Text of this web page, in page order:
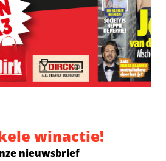
winactie!
nieuwsbrief